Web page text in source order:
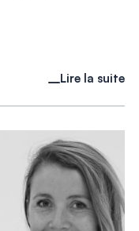
Lire la suite